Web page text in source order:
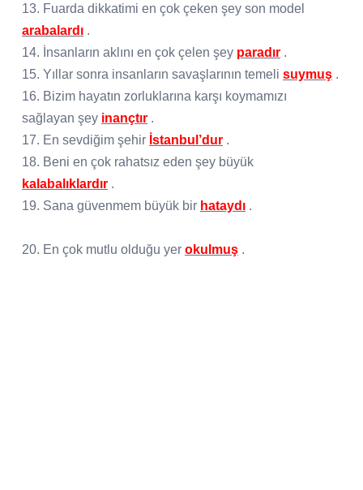
13. Fuarda dikkatimi en çok çeken şey son model
arabalardı .
14. İnsanların aklını en çok çelen şey paradır .
15. Yıllar sonra insanların savaşlarının temeli suymuş .
16. Bizim hayatın zorluklarına karşı koymamızı
sağlayan şey inançtır .
17. En sevdiğim şehir İstanbul’dur .
18. Beni en çok rahatsız eden şey büyük
kalabalıklardır .
19. Sana güvenmem büyük bir hataydı .
20. En çok mutlu olduğu yer okulmuş .